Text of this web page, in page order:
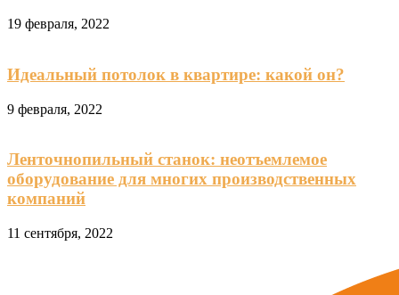
19 февраля, 2022
Идеальный потолок в квартире: какой он?
9 февраля, 2022
Ленточнопильный станок: неотъемлемое
оборудование для многих производственных
компаний
11 сентября, 2022